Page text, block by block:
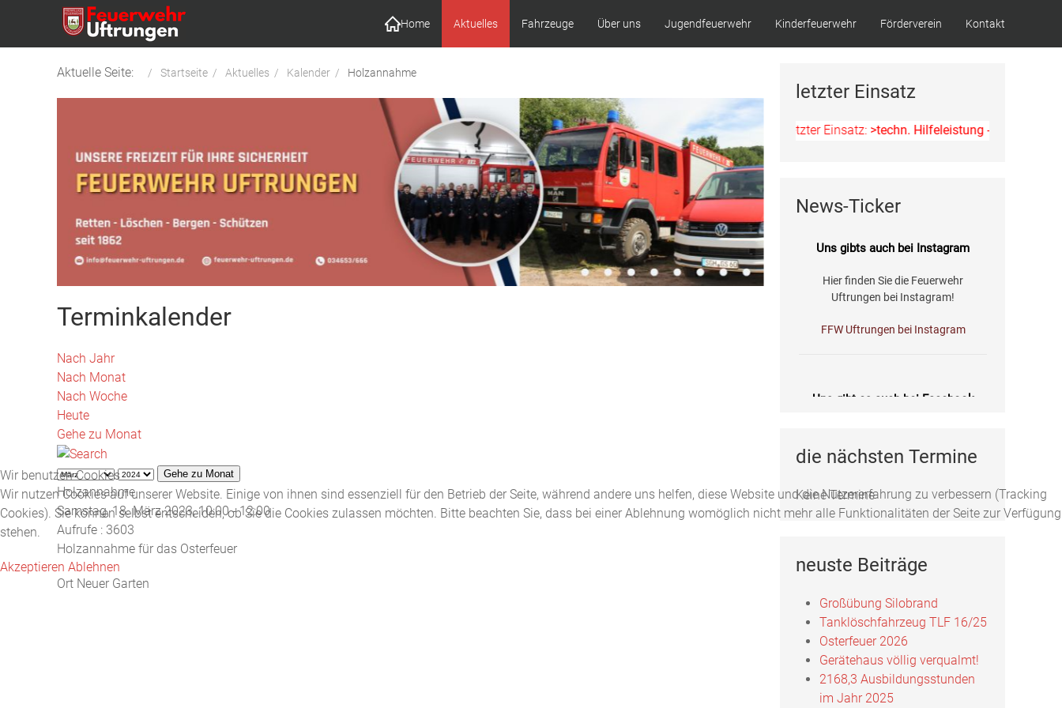
Home Aktuelles Fahrzeuge Über uns Jugendfeuerwehr Kinderfeuerwehr Förderverein Kontakt
Aktuelle Seite: Startseite Aktuelles Kalender Holzannahme
Terminkalender
Nach Jahr
Nach Monat
Nach Woche
Heute
Gehe zu Monat
Gehe zu Monat
Holzannahme
Samstag, 18. März 2023, 10:00 - 12:00
Aufrufe : 3603
Holzannahme für das Osterfeuer
Ort Neuer Garten
letzter Einsatz
Letzter Einsatz:>techn. Hilfeleistung - Ölspur<
News-Ticker
Uns gibts auch bei Instagram
Hier finden Sie die Feuerwehr
Uftrungen bei Instagram!
FFW Uftrungen bei Instagram
Uns gibt es auch bei Facebook
Facebookseite!
Uftrungen bei Instagram!
FFW Uftrungen bei Instagram
Uns gibt es auch bei Facebook
die nächsten Termine
Keine Termine
neuste Beiträge
Großübung Silobrand
Tanklöschfahrzeug TLF 16/25
Osterfeuer 2026
Gerätehaus völlig verqualmt!
2168,3 Ausbildungsstunden
im Jahr 2025
Wir benutzen Cookies
Wir nutzen Cookies auf unserer Website. Einige von ihnen sind essenziell für den Betrieb der Seite, während andere uns helfen, diese Website und die Nutzererfahrung zu verbessern (Tracking
Cookies). Sie können selbst entscheiden, ob Sie die Cookies zulassen möchten. Bitte beachten Sie, dass bei einer Ablehnung womöglich nicht mehr alle Funktionalitäten der Seite zur Verfügung
stehen.
Akzeptieren Ablehnen